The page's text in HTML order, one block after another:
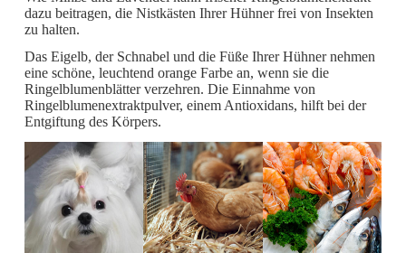
dazu beitragen, die Nistkästen Ihrer Hühner frei von Insekten
zu halten.
Das Eigelb, der Schnabel und die Füße Ihrer Hühner nehmen
eine schöne, leuchtend orange Farbe an, wenn sie die
Ringelblumenblätter verzehren. Die Einnahme von
Ringelblumenextraktpulver, einem Antioxidans, hilft bei der
Entgiftung des Körpers.